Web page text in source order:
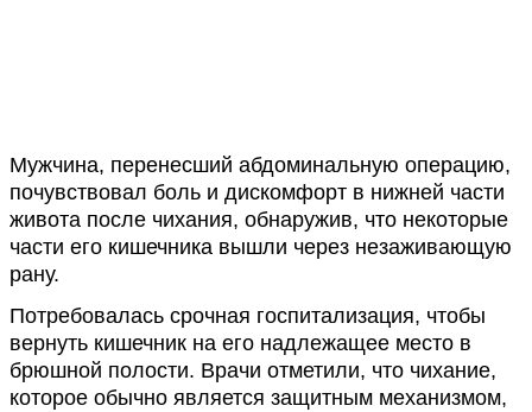
Мужчина, перенесший абдоминальную операцию,
почувствовал боль и дискомфорт в нижней части
живота после чихания, обнаружив, что некоторые
части его кишечника вышли через незаживающую
рану.
Потребовалась срочная госпитализация, чтобы
вернуть кишечник на его надлежащее место в
брюшной полости. Врачи отметили, что чихание,
которое обычно является защитным механизмом,